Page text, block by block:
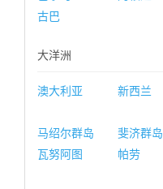
古巴
大洋洲
澳大利亚 新西兰
马绍尔群岛 斐济群岛
瓦努阿图
帕劳